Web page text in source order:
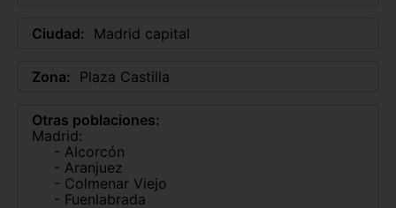
Ciudad: Madrid capital
Zona: Plaza Castilla
Otras poblaciones:
Madrid:
- Alcorcón
- Aranjuez
- Colmenar Viejo
- Fuenlabrada